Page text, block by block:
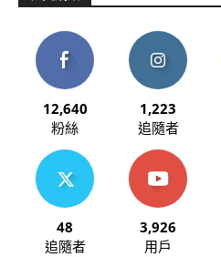
12,640
粉絲
1,223
追隨者
48
追隨者
3,926
用戶